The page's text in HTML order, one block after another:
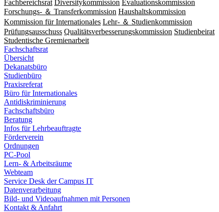
Fachbereichsrat Diversitykommission Evaluationskommission
Forschungs- ＆ Transferkommission Haushaltskommission
Kommission für Internationales Lehr- ＆ Studienkommission
Prüfungsausschuss Qualitätsverbesserungskommission Studienbeirat
Studentische Gremienarbeit
Fachschaftsrat
Übersicht
Dekanatsbüro
Studienbüro
Praxisreferat
Büro für Internationales
Antidiskriminierung
Fachschaftsbüro
Beratung
Infos für Lehrbeauftragte
Förderverein
Ordnungen
PC-Pool
Lern- & Arbeitsräume
Webteam
Service Desk der Campus IT
Datenverarbeitung
Bild- und Videoaufnahmen mit Personen
Kontakt & Anfahrt